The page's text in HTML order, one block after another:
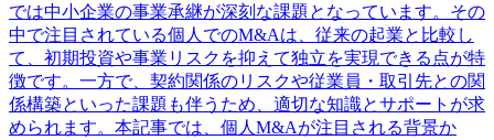
では中小企業の事業承継が深刻な課題となっています。その
中で注目されている個人でのM&Aは、従来の起業と比較し
て、初期投資や事業リスクを抑えて独立を実現できる点が特
徴です。一方で、契約関係のリスクや従業員・取引先との関
係構築といった課題も伴うため、適切な知識とサポートが求
められます。本記事では、個人M&Aが注目される背景か